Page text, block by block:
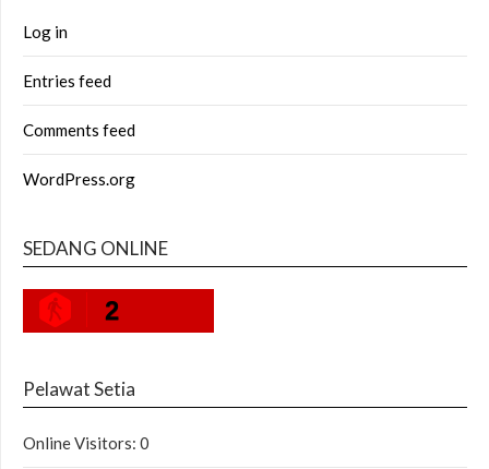
Log in
Entries feed
Comments feed
WordPress.org
SEDANG ONLINE
2
Pelawat Setia
Online Visitors: 0